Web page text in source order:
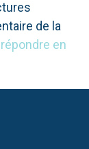
de la
en